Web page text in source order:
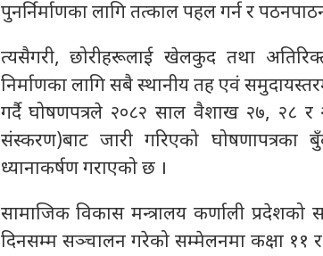
पुनर्निर्माणका लागि तत्काल पहल गर्न र
त्यसैगरी, छोरीहरूलाई खेलकुद तथा
निर्माणका लागि सबै स्थानीय तह एवं
गर्दै घोषणपत्रले २०८२ साल वैशाख २७, २८ र
संस्करण)बाट जारी गरिएको घोषणापत्रका
ध्यानाकर्षण गराएको छ ।
सामाजिक विकास मन्त्रालय कर्णाली
दिनसम्म सञ्चालन गरेको सम्मेलनमा कक्षा ११